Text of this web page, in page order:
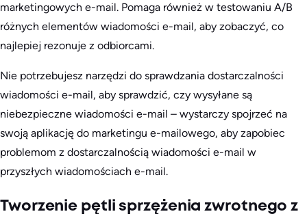
marketingowych e-mail. Pomaga również w testowaniu A/B
różnych elementów wiadomości e-mail, aby zobaczyć, co
najlepiej rezonuje z odbiorcami.
Nie potrzebujesz narzędzi do sprawdzania dostarczalności
wiadomości e-mail, aby sprawdzić, czy wysyłane są
niebezpieczne wiadomości e-mail – wystarczy spojrzeć na
swoją aplikację do marketingu e-mailowego, aby zapobiec
problemom z dostarczalnością wiadomości e-mail w
przyszłych wiadomościach e-mail.
Tworzenie pętli sprzężenia zwrotnego z